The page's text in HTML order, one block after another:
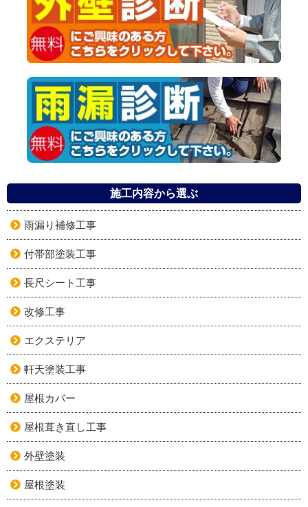
施工内容から選ぶ
雨漏り補修工事
付帯部塗装工事
長尺シート工事
改修工事
エクステリア
軒天塗装工事
屋根カバー
屋根葺き直し工事
外壁塗装
屋根塗装